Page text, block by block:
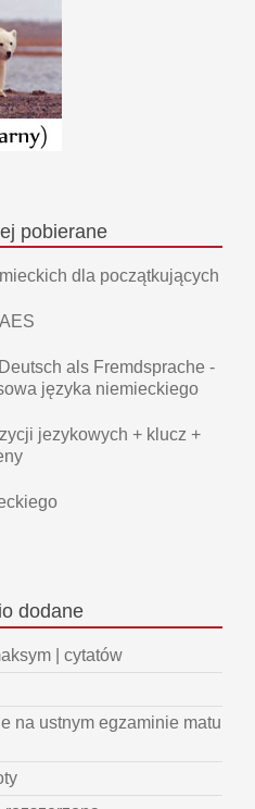
pobierane
dla początkujących
als Fremdsprache -
języka niemieckiego
jezykowych + klucz +
dodane
| cytatów
na ustnym egzaminie matu